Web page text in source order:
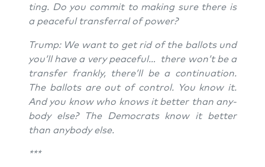
ting. Do you com­mit to making sure the­re is
a peaceful trans­fer­ral of power?
Trump: We want to get rid of the bal­lots und
you’ll have a very peaceful… the­re won’t be a
trans­fer frank­ly, the­re’ll be a con­ti­nua­tion.
The bal­lots are out of con­trol. You know it.
And you know who knows it bet­ter than any­
bo­dy else? The Demo­crats know it bet­ter
than any­bo­dy else.
***